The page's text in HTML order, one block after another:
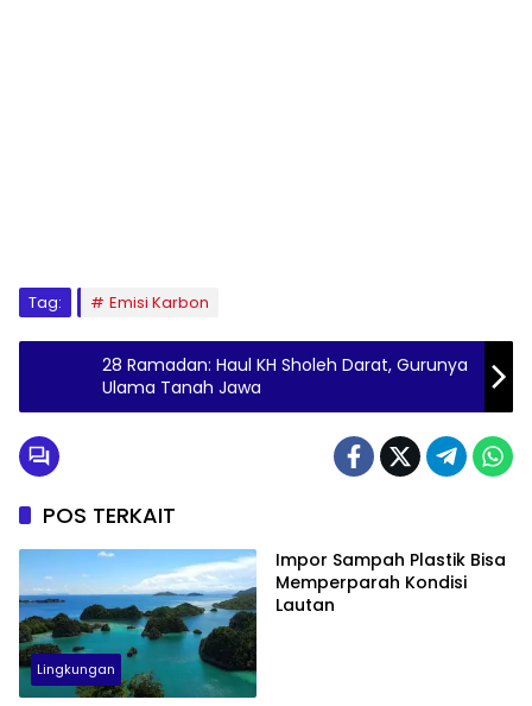
Tag: Emisi Karbon
28 Ramadan: Haul KH Sholeh Darat, Gurunya
Ulama Tanah Jawa
POS TERKAIT
Lingkungan
Impor Sampah Plastik Bisa
Memperparah Kondisi
Lautan